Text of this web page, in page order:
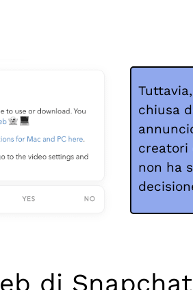
chiusa
creatori
non ha
di Snapchat